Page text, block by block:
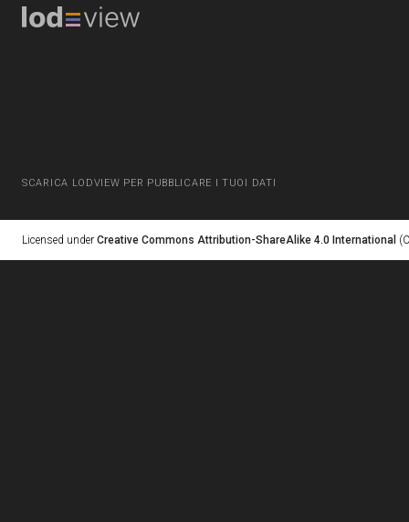
SCARICA LODVIEW PER PUBBLICARE I TUOI DATI
Licensed under Creative Commons Attribution-ShareAlike 4.0 International